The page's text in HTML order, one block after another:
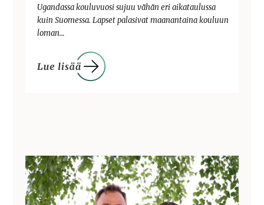
Ugandassa kouluvuosi sujuu vähän eri aikataulussa
kuin Suomessa. Lapset palasivat maanantaina kouluun
loman…